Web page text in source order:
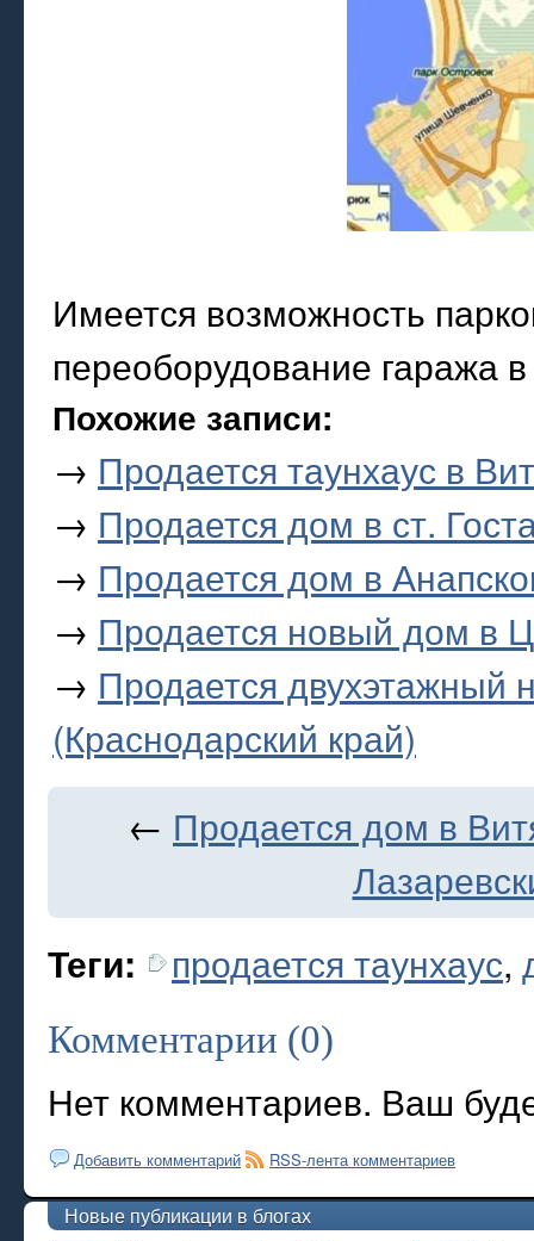
Имеется возможность
переоборудование гаража
Похожие записи:
→ Продается таунхаус в
→ Продается дом в ст.
→ Продается дом в
→ Продается новый дом в
→ Продается
(Краснодарский край)
← Продается дом в
Теги: продается таунхаус,
Комментарии (0)
Нет комментариев. Ваш
Добавить комментарий RSS-лента комментариев
Новые публикации в блогах